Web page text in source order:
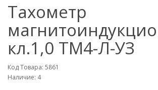
Тахометр
кл.1,0 ТМ4-Л-УЗ
Код Товара: 5861
Наличие: 4